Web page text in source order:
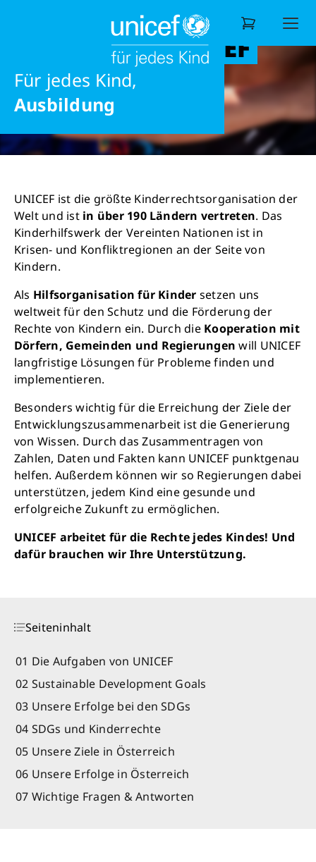
Für jedes Kind,
eine gesunde Zukunft
Ausbildung
Wonach suchen Sie?
DIE AUFGABEN UND
ZIELE VON UNICEF
UNICEF ist die größte Kinderrechtsorganisation der
Welt und istin über 190 Ländern vertreten. Das
Kinderhilfswerk der Vereinten Nationen ist in
Krisen- und Konfliktregionen an der Seite von
Kindern.
Als Hilfsorganisation für Kinder setzen uns
weltweit für den Schutz und die Förderung der
Rechte von Kindern ein. Durch die Kooperation mit
Dörfern, Gemeinden und Regierungen will UNICEF
langfristige Lösungen für Probleme finden und
implementieren.
Besonders wichtig für die Erreichung der Ziele der
Entwicklungszusammenarbeit ist die Generierung
von Wissen. Durch das Zusammentragen von
Zahlen, Daten und Fakten kann UNICEF punktgenau
helfen. Außerdem können wir so Regierungen dabei
unterstützen, jedem Kind eine gesunde und
erfolgreiche Zukunft zu ermöglichen.
UNICEF arbeitet für die Rechte jedes Kindes! Und
dafür brauchen wir Ihre Unterstützung.
Seiteninhalt
01 Die Aufgaben von UNICEF
02 Sustainable Development Goals
03 Unsere Erfolge bei den SDGs
04 SDGs und Kinderrechte
05 Unsere Ziele in Österreich
06 Unsere Erfolge in Österreich
07 Wichtige Fragen & Antworten